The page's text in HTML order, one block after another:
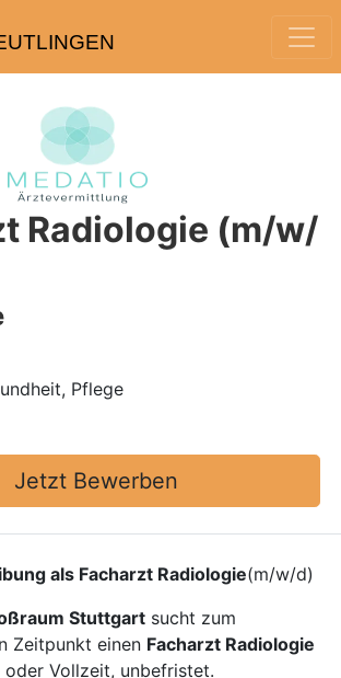
Radiologie (m/w/
Pflege
Jetzt Bewerben
als Facharzt Radiologie(m/w/d)
Stuttgart sucht zum
Zeitpunkt einen Facharzt Radiologie
oder Vollzeit, unbefristet.